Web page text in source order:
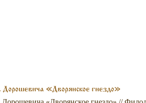
«Дворянское гнездо»